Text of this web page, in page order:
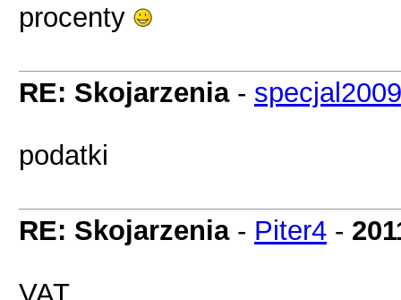
procenty
RE: Skojarzenia- specjal2009
podatki
RE: Skojarzenia- Piter4 -
VAT .